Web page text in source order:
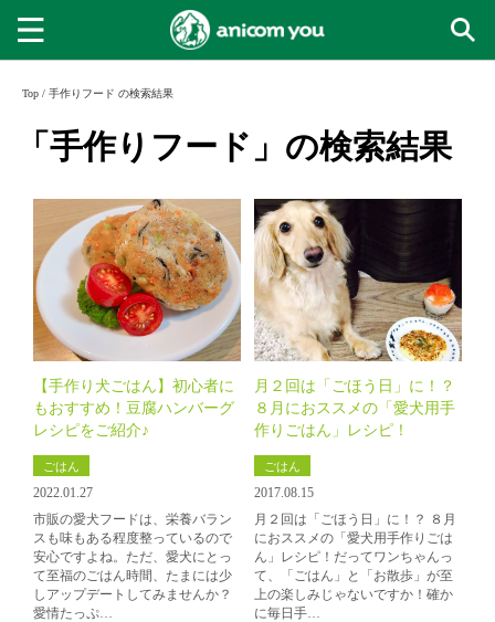
Top / 手作りフード の検索結果
「手作りフード」の検索結果
【手作り犬ごはん】初心者に
もおすすめ！豆腐ハンバーグ
レシピをご紹介♪
ごはん
2022.01.27
市販の愛犬フードは、栄養バラン
スも味もある程度整っているので
安心ですよね。ただ、愛犬にとっ
て至福のごはん時間、たまには少
しアップデートしてみませんか？
愛情たっぷ…
月２回は「ごほう日」に！？
８月におススメの「愛犬用手
作りごはん」レシピ！
ごはん
2017.08.15
月２回は「ごほう日」に！？ ８月
におススメの「愛犬用手作りごは
ん」レシピ！だってワンちゃんっ
て、「ごはん」と「お散歩」が至
上の楽しみじゃないですか！確か
に毎日手…